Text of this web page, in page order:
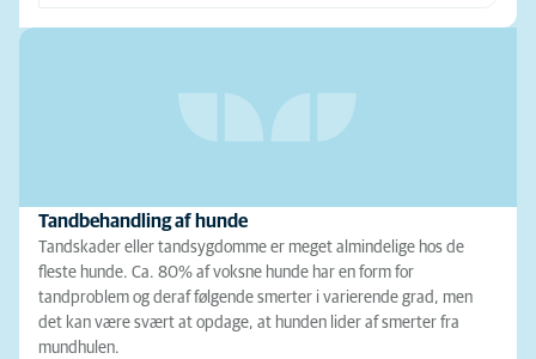
Tandbehandling af hunde
Tandskader eller tandsygdomme er meget almindelige hos de
fleste hunde. Ca. 80% af voksne hunde har en form for
tandproblem og deraf følgende smerter i varierende grad, men
det kan være svært at opdage, at hunden lider af smerter fra
mundhulen.